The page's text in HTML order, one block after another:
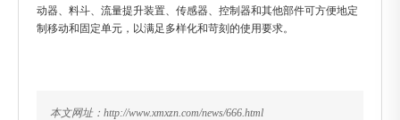
动器、料斗、流量提升装置、传感器、控制器和其他部件可方便地定
制移动和固定单元，以满足多样化和苛刻的使用要求。
本文网址：http://www.xmxzn.com/news/666.html